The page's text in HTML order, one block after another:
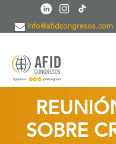
Pasar al contenido principal
info@afidcongresos.com
Quiénes somos
SOBRE